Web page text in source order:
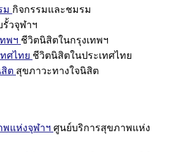
ม กิจกรรมและชมรม
รั้วจุฬาฯ
พฯ ชีวิตนิสิตในกรุงเทพฯ
ศไทย ชีวิตนิสิตในประเทศไทย
ต สุขภาวะทางใจนิสิต
แห่งจุฬาฯ ศูนย์บริการสุขภาพแห่ง